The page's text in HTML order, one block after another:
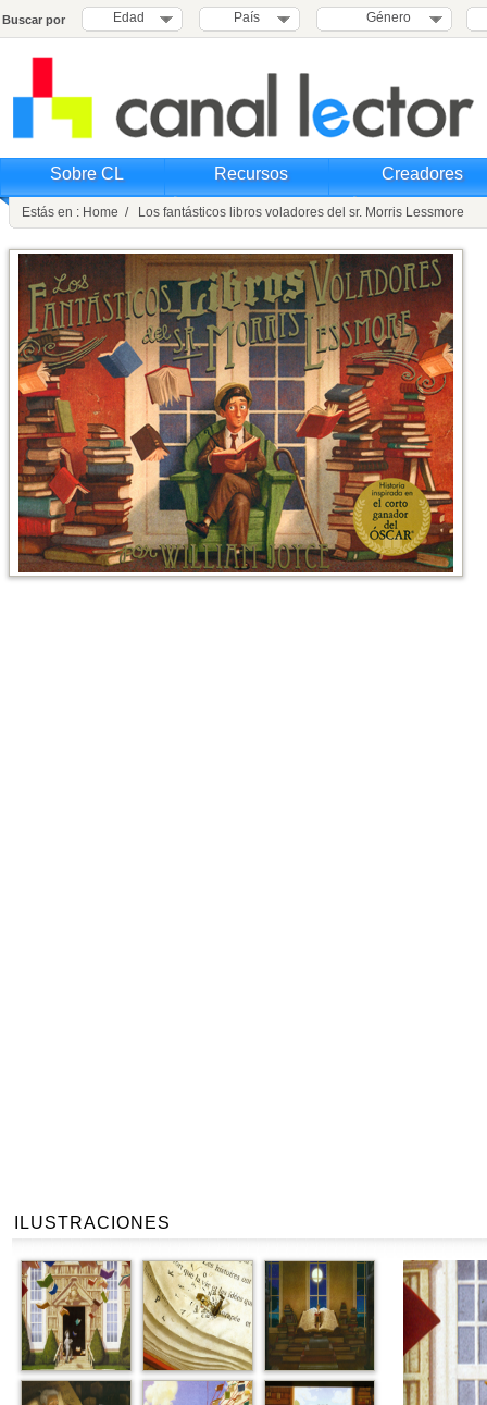
Buscar por Edad País Género
Sobre CL Recursos Creadores
Estás en : Home / Los fantásticos libros voladores del sr. Morris Lessmore
ILUSTRACIONES